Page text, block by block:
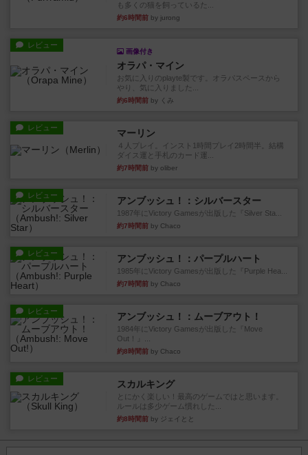
も多くの猫を飼っているた...
約6時間前 by jurong
レビュー
画像付き
オラパ・マイン
お気に入りのplayte製です。オラパスペースから
やり、気に入りました...
約6時間前 by くみ
レビュー マーリン
４人プレイ。インスト1時間プレイ2時間半。結構
ダイス運と手札のカード運...
約7時間前 by oliber
レビュー アンブッシュ！：シルバースター
1987年にVictory Gamesが出版した『Silver Sta...
約7時間前 by Chaco
レビュー アンブッシュ！：パープルハート
1985年にVictory Gamesが出版した『Purple Hea...
約7時間前 by Chaco
レビュー アンブッシュ！：ムーブアウト！
1984年にVictory Gamesが出版した『Move
Out！』...
約8時間前 by Chaco
レビュー スカルキング
とにかく楽しい！最高のゲームではと思います。
ルールは多少ゲーム慣れした...
約8時間前 by ジェイとと